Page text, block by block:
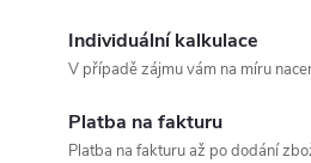
Individuální kalkulace
V případě zájmu vám na míru
Platba na fakturu
Platba na fakturu až po dodání